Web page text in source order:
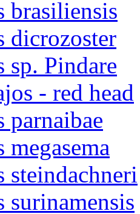
brasiliensis
dicrozoster
sp. Pindare
- red head
parnaibae
megasema
steindachneri
surinamensis